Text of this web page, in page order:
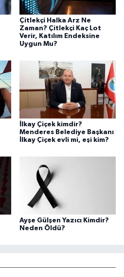
Çitlekçi Halka Arz Ne
Zaman? Çitlekçi Kaç Lot
Verir, Katılım Endeksine
Uygun Mu?
İlkay Çiçek kimdir?
Menderes Belediye Başkanı
İlkay Çiçek evli mi, eşi kim?
Ayşe Gülşen Yazıcı Kimdir?
Neden Öldü?